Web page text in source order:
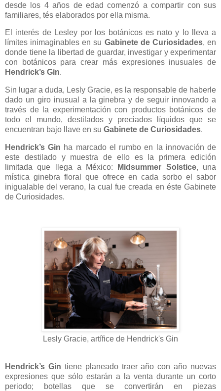
desde los 4 años de edad comenzó a compartir con sus
familiares, tés elaborados por ella misma.
El interés de Lesley por los botánicos es nato y lo lleva a
límites inimaginables en su Gabinete de Curiosidades, en
donde tiene la libertad de guardar, investigar y experimentar
con botánicos para crear más expresiones inusuales de
Hendrick’s Gin.
Sin lugar a duda, Lesly Gracie, es la responsable de haberle
dado un giro inusual a la ginebra y de seguir innovando a
través de la experimentación con productos botánicos de
todo el mundo, destilados y preciados líquidos que se
encuentran bajo llave en su Gabinete de Curiosidades.
Hendrick’s Gin ha marcado el rumbo en la innovación de
este destilado y muestra de ello es la primera edición
limitada que llega a México:
Midsummer Solstice, una
mística ginebra floral que ofrece en cada sorbo el sabor
inigualable del verano, la cual fue creada en éste Gabinete
de Curiosidades.
Lesly Gracie, artífice de Hendrick's Gin
Hendrick’s Gin tiene planeado traer año con año nuevas
expresiones que sólo estarán a la venta durante un corto
periodo; botellas que se convertirán en piezas